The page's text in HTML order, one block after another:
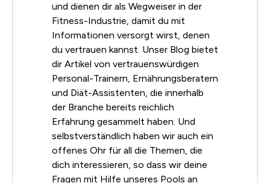
und dienen dir als Wegweiser in der
Fitness-Industrie, damit du mit
Informationen versorgt wirst, denen
du vertrauen kannst. Unser Blog bietet
dir Artikel von vertrauenswürdigen
Personal-Trainern, Ernährungsberatern
und Diät-Assistenten, die innerhalb
der Branche bereits reichlich
Erfahrung gesammelt haben. Und
selbstverständlich haben wir auch ein
offenes Ohr für all die Themen, die
dich interessieren, so dass wir deine
Fragen mit Hilfe unseres Pools an